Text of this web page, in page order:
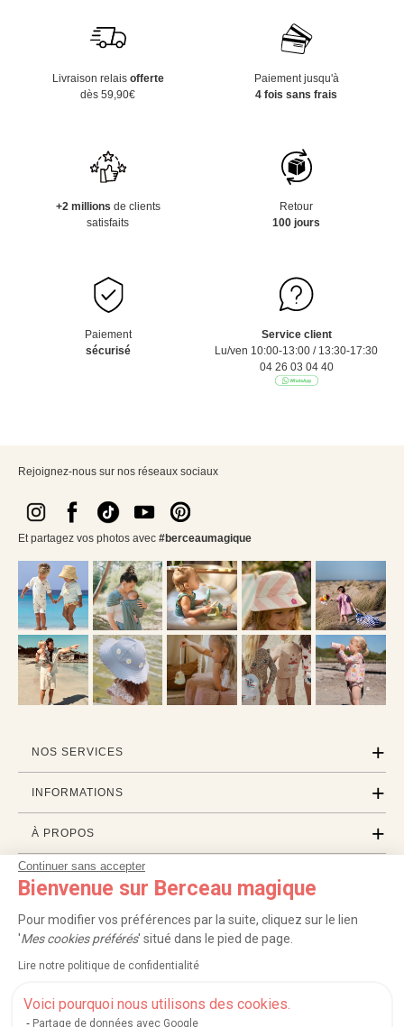
Continuer sans accepter
Bienvenue sur Berceau magique
Pour modifier vos préférences par la suite, cliquez sur le lien
'Mes cookies préférés' situé dans le pied de page.
Lire notre politique de confidentialité
Voici pourquoi nous utilisons des cookies.
Partage de données avec Google
Livraison relais offerte
dès 59,90€
Paiement jusqu'à
4 fois sans frais
+2 millions de clients
satisfaits
Retour
100 jours
Paiement
sécurisé
Service client
Lu/ven 10:00-13:00 / 13:30-17:30
04 26 03 04 40
Rejoignez-nous sur nos réseaux sociaux
Et partagez vos photos avec #berceaumagique
NOS SERVICES
INFORMATIONS
À PROPOS
PROFESSIONNELS
LISTES CADEAUX
Service après-vente| FAQ |Rappels de produits|Protection des données
Mentions légales et crédits Conditions générales de ventes